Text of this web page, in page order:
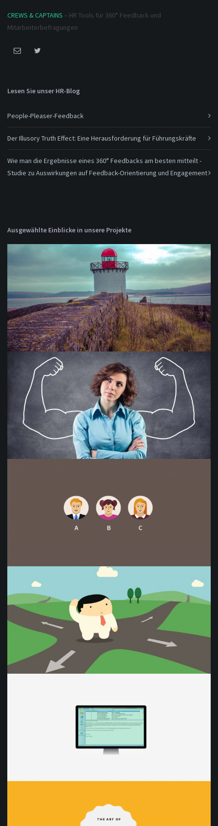
CREWS & CAPTAINS – HR Tools für 360° Feedback und
Mitarbeiterbefragungen
Lesen Sie unser HR-Blog
People-Pleaser-Feedback
Der Illusory Truth Effect: Eine Herausforderung für Führungskräfte
Wie man die Ergebnisse eines 360° Feedbacks am besten mitteilt -
Studie zu Auswirkungen auf Feedback-Orientierung und Engagement
Ausgewählte Einblicke in unsere Projekte